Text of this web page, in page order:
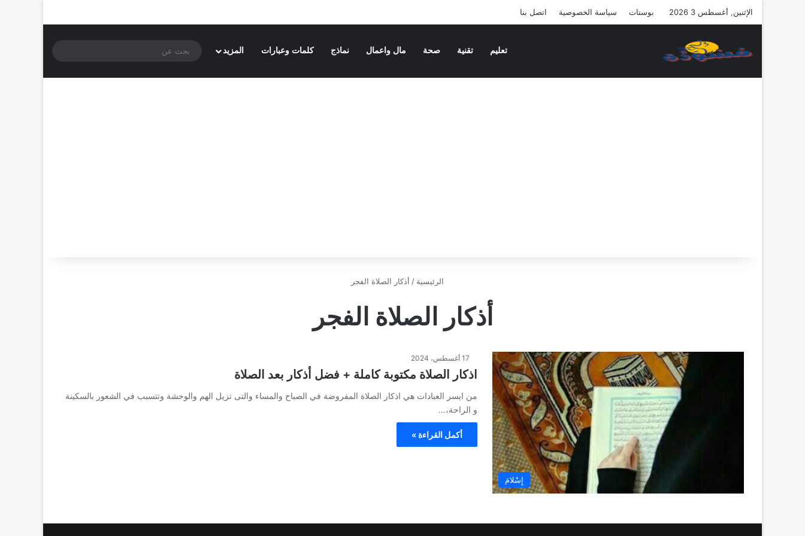
الإثنين, أغسطس 3 2026 بوستات سياسة الخصوصية اتصل بنا
تعليم تقنية صحة مال واعمال نماذج كلمات وعبارات المزيد
الرئيسية / أذكار الصلاة الفجر
أذكار الصلاة الفجر
إِسْلامَ
17 أغسطس، 2024
اذكار الصلاة مكتوبة كاملة + فضل أذكار بعد الصلاة
من ايسر العبادات هي اذكار الصلاة المفروضة في الصباح والمساء والتى تزيل الهم والوحشة وتتسبب في الشعور بالسكينة
و الراحة،…
أكمل القراءة »